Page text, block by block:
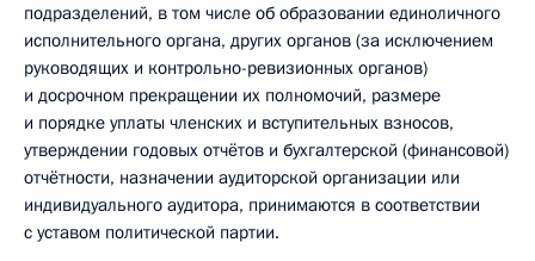
подразделений, в том числе об образовании единоличного
исполнительного органа, других органов (за исключением
руководящих и контрольно-ревизионных органов)
и досрочном прекращении их полномочий, размере
и порядке уплаты членских и вступительных взносов,
утверждении годовых отчётов и бухгалтерской (финансовой)
отчётности, назначении аудиторской организации или
индивидуального аудитора, принимаются в соответствии
с уставом политической партии.